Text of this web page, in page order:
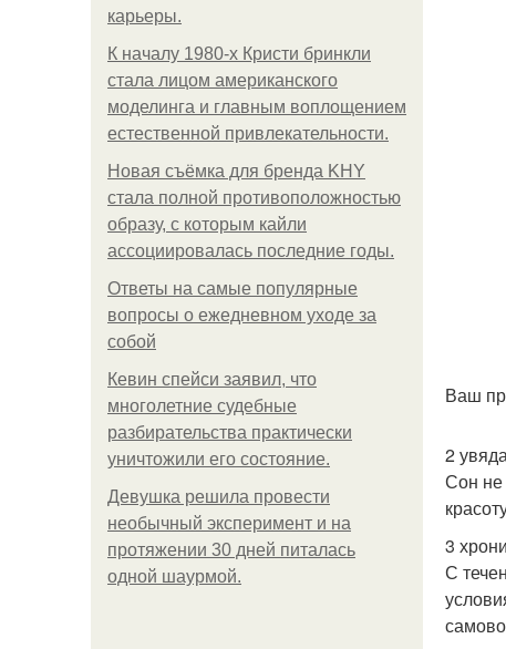
карьеры.
К началу 1980-х Кристи бринкли
стала лицом американского
моделинга и главным воплощением
естественной привлекательности.
Новая съёмка для бренда KHY
стала полной противоположностью
образу, с которым кайли
ассоциировалась последние годы.
Ответы на самые популярные
вопросы о ежедневном уходе за
собой
Кевин спейси заявил, что
многолетние судебные
разбирательства практически
уничтожили его состояние.
Девушка решила провести
необычный эксперимент и на
протяжении 30 дней питалась
одной шаурмой.
Ваш
2
Сон не
3
С